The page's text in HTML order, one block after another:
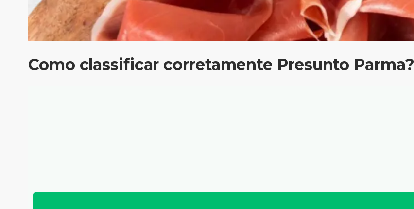
Como classificar corretamente Presunto Parma?